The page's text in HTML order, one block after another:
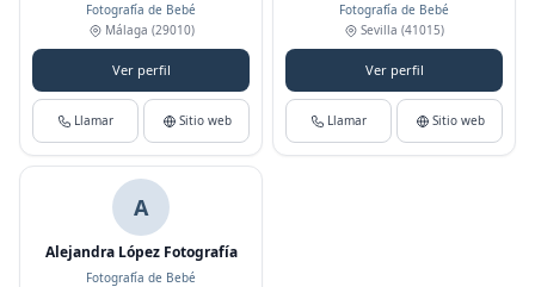
Fotografía de Bebé
Málaga (29010)
Ver perfil
Llamar Sitio web
Fotografía de Bebé
Sevilla (41015)
Ver perfil
Llamar Sitio web
A
Alejandra López Fotografía
Fotografía de Bebé